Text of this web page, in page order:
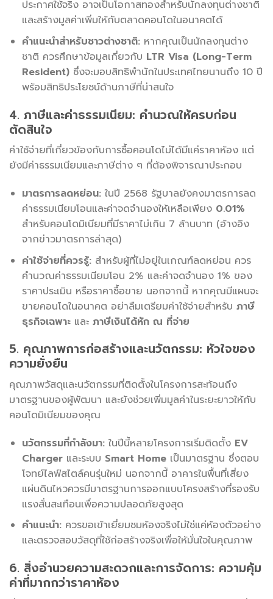
ประกาศใช้จริง อาจเป็นโอกาสทองสำหรับนักลงทุนต่างชาติ
และสร้างมูลค่าเพิ่มให้กับตลาดคอนโดในอนาคตได้
คำแนะนำสำหรับชาวต่างชาติ:หากคุณเป็นนักลงทุนต่าง
ชาติ ควรศึกษาข้อมูลเกี่ยวกับ LTR Visa (Long-Term
Resident)ซึ่งจะมอบสิทธิพำนักในประเทศไทยนานถึง 10 ปี
พร้อมสิทธิประโยชน์ด้านภาษีที่น่าสนใจ
4. ภาษีและค่าธรรมเนียม: คำนวณให้ครบก่อน
ตัดสินใจ
ค่าใช้จ่ายที่เกี่ยวข้องกับการซื้อคอนโดไม่ได้มีแค่ราคาห้อง แต่
ยังมีค่าธรรมเนียมและภาษีต่าง ๆ ที่ต้องพิจารณาประกอบ
มาตรการลดหย่อน:ในปี 2568 รัฐบาลยังคงมาตรการลด
ค่าธรรมเนียมโอนและค่าจดจำนองให้เหลือเพียง 0.01%
สำหรับคอนโดมิเนียมที่มีราคาไม่เกิน 7 ล้านบาท (อ้างอิง
จากข่าวมาตรการล่าสุด)
ค่าใช้จ่ายที่ควรรู้:สำหรับผู้ที่ไม่อยู่ในเกณฑ์ลดหย่อน ควร
คำนวณค่าธรรมเนียมโอน 2% และค่าจดจำนอง 1% ของ
ราคาประเมิน หรือราคาซื้อขาย นอกจากนี้ หากคุณมีแผนจะ
ขายคอนโดในอนาคต อย่าลืมเตรียมค่าใช้จ่ายสำหรับ ภาษี
ธุรกิจเฉพาะและ ภาษีเงินได้หัก ณ ที่จ่าย
5. คุณภาพการก่อสร้างและนวัตกรรม: หัวใจของ
ความยั่งยืน
คุณภาพวัสดุและนวัตกรรมที่ติดตั้งในโครงการสะท้อนถึง
มาตรฐานของผู้พัฒนา และยังช่วยเพิ่มมูลค่าในระยะยาวให้กับ
คอนโดมิเนียมของคุณ
นวัตกรรมที่กำลังมา:ในปีนี้หลายโครงการเริ่มติดตั้ง EV
Chargerและระบบ Smart Homeเป็นมาตรฐาน ซึ่งตอบ
โจทย์ไลฟ์สไตล์คนรุ่นใหม่ นอกจากนี้ อาคารในพื้นที่เสี่ยง
แผ่นดินไหวควรมีมาตรฐานการออกแบบโครงสร้างที่รองรับ
แรงสั่นสะเทือนเพื่อความปลอดภัยสูงสุด
คำแนะนำ:ควรขอเข้าเยี่ยมชมห้องจริงไม่ใช่แค่ห้องตัวอย่าง
และตรวจสอบวัสดุที่ใช้ก่อสร้างจริงเพื่อให้มั่นใจในคุณภาพ
6. สิ่งอำนวยความสะดวกและการจัดการ: ความคุ้ม
ค่าที่มากกว่าราคาห้อง